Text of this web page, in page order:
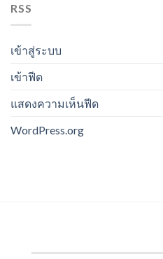
RSS
เข้าสู่ระบบ
เข้าฟีด
แสดงความเห็นฟีด
WordPress.org